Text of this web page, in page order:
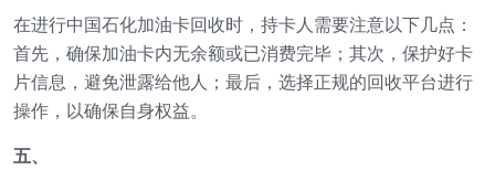
在进行中国石化加油卡回收时，持卡人需要注意以下几点：
首先，确保加油卡内无余额或已消费完毕；其次，保护好卡
片信息，避免泄露给他人；最后，选择正规的回收平台进行
操作，以确保自身权益。
五、